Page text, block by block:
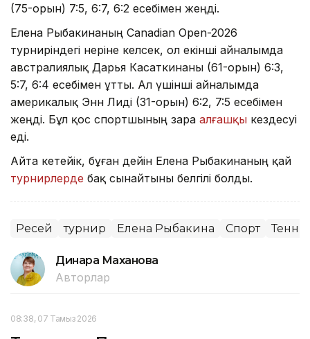
(75-орын) 7:5, 6:7, 6:2 есебімен жеңді.
Елена Рыбакинаның Canadian Open-2026
турниріндегі өнеріне келсек, ол екінші айналымда
австралиялық Дарья Касаткинаны (61-орын) 6:3,
5:7, 6:4 есебімен ұтты. Ал үшінші айналымда
америкалық Энн Лиді (31-орын) 6:2, 7:5 есебімен
жеңді. Бұл қос спортшының өзара алғашқы кездесуі
еді.
Айта кетейік, бұған дейін Елена Рыбакинаның қай
турнирлерде бақ сынайтыны белгілі болды.
Ресей турнир Елена Рыбакина Спорт
Динара Маханова
Авторлар
08:38, 07 Тамыз 2026